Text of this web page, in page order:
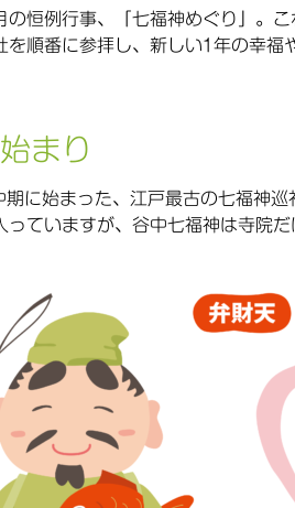
の恒例行事、「七福神めぐり」。
順番に参拝し、新しい1年の幸福
まり
に始まった、江戸最古の七福神巡
っていますが、谷中七福神は寺院